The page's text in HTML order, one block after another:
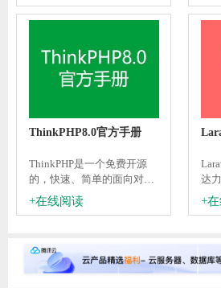
解，是MYSQL使用和学习者
容
ThinkPHP8.0官方手册
ThinkPHP是一个免费开源
的，快速、简单的面向对象
的轻量级PHP开发框架，是
为了敏捷WEB应用开发和简
秉承简洁实用的设计原则，
在保持出色的性能和至简代
+在线阅读
达
eb
与
+